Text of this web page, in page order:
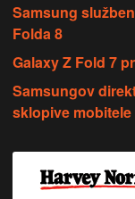
Samsung
Folda 8
Galaxy Z Fold 7
Samsungov
sklopive mobitele